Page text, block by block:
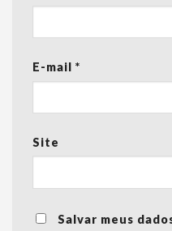
E-mail *
Site
Salvar meus